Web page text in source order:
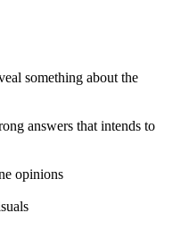
something about the
answers that intends to
opinions